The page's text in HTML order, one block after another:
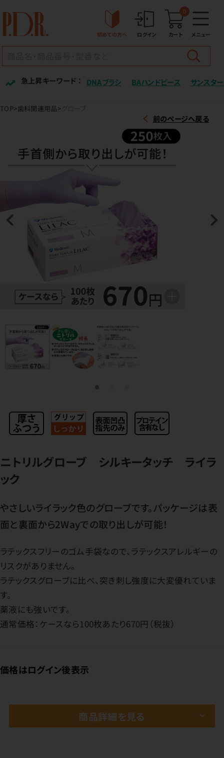
初めての方へ ログイン カート
0
メニュー
急上昇キーワード ： DNAブラシ BAハンドピース サンスター
TOP 歯科関連用品
前のページへ戻る
ニトリルグローブ シルキータッチ ライラ
ック
やさしいライラック色のグローブです。パッケージは表
面と裏面から2Wayでの取り出しが可能！
ラテックスフリーのゴム手袋なので、ラテックスアレルギーの
リスクがありません。
ラテックスグローブに比べ、突き刺し強度に大変優れていま
す。
薬液にも強いです。
通常価格：ケースなら100枚あたり670円（税抜）
価格はログイン後表示
商品詳細を見る